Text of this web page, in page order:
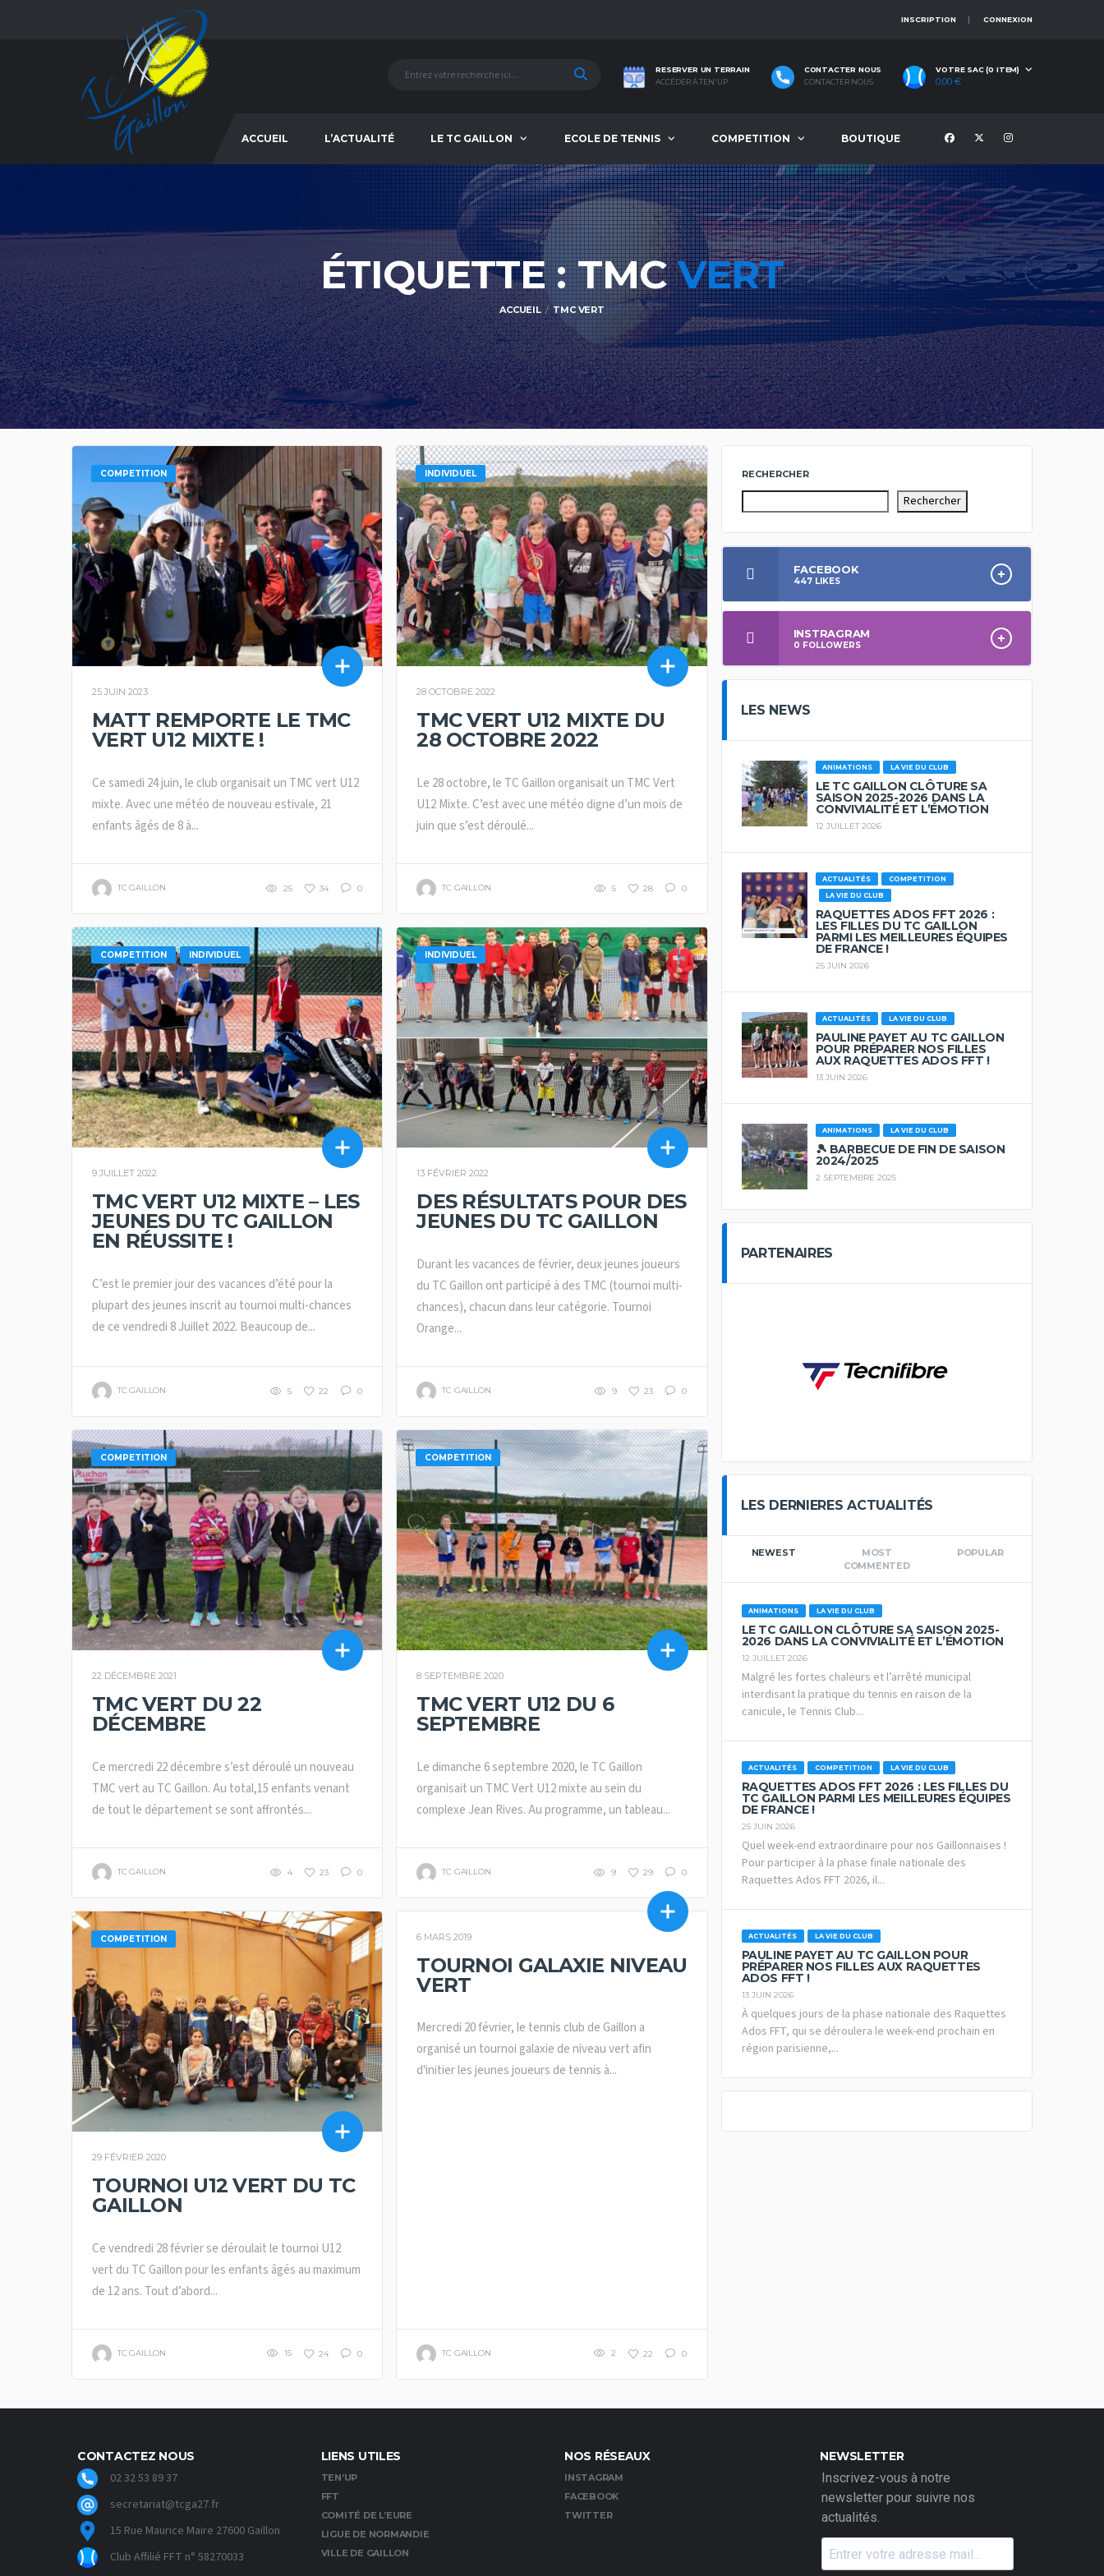
INSCRIPTION CONNEXION
RESERVER UN TERRAIN
ACCÉDER À TEN'UP
CONTACTER NOUS
CONTACTER NOUS
VOTRE SAC (0 ITEM)
0,00€
ACCUEIL L’ACTUALITÉ LE TC GAILLON ECOLE DE TENNIS COMPETITION BOUTIQUE
ÉTIQUETTE : TMCVERT
ACCUEIL TMC VERT
COMPETITION
25 JUIN 2023
MATT REMPORTE LE TMC
VERT U12 MIXTE !
Ce samedi 24 juin, le club organisait un TMC vert U12
mixte. Avec une météo de nouveau estivale, 21
enfants âgés de 8 à...
TC GAILLON 25 34 0
INDIVIDUEL
28 OCTOBRE 2022
TMC VERT U12 MIXTE DU
28 OCTOBRE 2022
Le 28 octobre, le TC Gaillon organisait un TMC Vert
U12 Mixte. C’est avec une météo digne d’un mois de
juin que s’est déroulé...
TC GAILLON 5 28 0
COMPETITION INDIVIDUEL
9 JUILLET 2022
TMC VERT U12 MIXTE – LES
JEUNES DU TC GAILLON
EN RÉUSSITE !
C’est le premier jour des vacances d’été pour la
plupart des jeunes inscrit au tournoi multi-chances
de ce vendredi 8 Juillet 2022. Beaucoup de...
TC GAILLON 5 22 0
INDIVIDUEL
13 FÉVRIER 2022
DES RÉSULTATS POUR DES
JEUNES DU TC GAILLON
Durant les vacances de février, deux jeunes joueurs
du TC Gaillon ont participé à des TMC (tournoi multi-
chances), chacun dans leur catégorie. Tournoi
Orange...
TC GAILLON 9 23 0
COMPETITION
22 DÉCEMBRE 2021
TMC VERT DU 22
DÉCEMBRE
Ce mercredi 22 décembre s’est déroulé un nouveau
TMC vert au TC Gaillon. Au total,15 enfants venant
de tout le département se sont affrontés...
TC GAILLON 4 23 0
COMPETITION
8 SEPTEMBRE 2020
TMC VERT U12 DU 6
SEPTEMBRE
Le dimanche 6 septembre 2020, le TC Gaillon
organisait un TMC Vert U12 mixte au sein du
complexe Jean Rives. Au programme, un tableau...
TC GAILLON 9 29 0
COMPETITION
29 FÉVRIER 2020
TOURNOI U12 VERT DU TC
GAILLON
Ce vendredi 28 février se déroulait le tournoi U12
vert du TC Gaillon pour les enfants âgés au maximum
de 12 ans. Tout d’abord...
TC GAILLON 15 24 0
COMPETITION
6 MARS 2019
TOURNOI GALAXIE NIVEAU
VERT
Mercredi 20 février, le tennis club de Gaillon a
organisé un tournoi galaxie de niveau vert afin
d'initier les jeunes joueurs de tennis à...
TC GAILLON 2 22 0
RECHERCHER
Rechercher
FACEBOOK
447LIKES
INSTRAGRAM
0 FOLLOWERS
LES NEWS
ANIMATIONS LA VIE DU CLUB
LE TC GAILLON CLÔTURE SA
SAISON 2025-2026 DANS LA
CONVIVIALITÉ ET L’ÉMOTION
12 JUILLET 2026
ACTUALITÉS
COMPETITION
LA VIE DU CLUB
RAQUETTES ADOS FFT 2026 :
LES FILLES DU TC GAILLON
PARMI LES MEILLEURES ÉQUIPES
DE FRANCE !
25 JUIN 2026
ACTUALITÉS LA VIE DU CLUB
PAULINE PAYET AU TC GAILLON
POUR PRÉPARER NOS FILLES
AUX RAQUETTES ADOS FFT !
13 JUIN 2026
ANIMATIONS LA VIE DU CLUB
🎾 BARBECUE DE FIN DE SAISON
2024/2025
2 SEPTEMBRE 2025
PARTENAIRES
LES DERNIERES ACTUALITÉS
NEWEST
MOST
COMMENTED
POPULAR
ANIMATIONS LA VIE DU CLUB
LE TC GAILLON CLÔTURE SA SAISON 2025-
2026 DANS LA CONVIVIALITÉ ET L’ÉMOTION
12 JUILLET 2026
Malgré les fortes chaleurs et l’arrêté municipal
interdisant la pratique du tennis en raison de la
canicule, le Tennis Club...
ACTUALITÉS COMPETITION LA VIE DU CLUB
RAQUETTES ADOS FFT 2026 : LES FILLES DU
TC GAILLON PARMI LES MEILLEURES ÉQUIPES
DE FRANCE !
25 JUIN 2026
Quel week-end extraordinaire pour nos Gaillonnaises !
Pour participer à la phase finale nationale des
Raquettes Ados FFT 2026, il...
ACTUALITÉS LA VIE DU CLUB
PAULINE PAYET AU TC GAILLON POUR
PRÉPARER NOS FILLES AUX RAQUETTES
ADOS FFT !
13 JUIN 2026
À quelques jours de la phase nationale des Raquettes
Ados FFT, qui se déroulera le week-end prochain en
région parisienne,...
CONTACTEZ NOUS
02 32 53 89 37
secretariat@tcga27.fr
15 Rue Maurice Maire 27600 Gaillon
Club Affilié FFT n° 58270033
LIENS UTILES
TEN’UP
FFT
COMITÉ DE L’EURE
LIGUE DE NORMANDIE
VILLE DE GAILLON
NOS RÉSEAUX
INSTAGRAM
FACEBOOK
TWITTER
NEWSLETTER
Inscrivez-vous à notre
newsletter pour suivre nos
actualités.